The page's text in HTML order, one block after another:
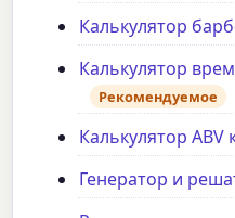
Калькулятор
Калькулятор
Рекомендуемое
Калькулятор ABV
Генератор и